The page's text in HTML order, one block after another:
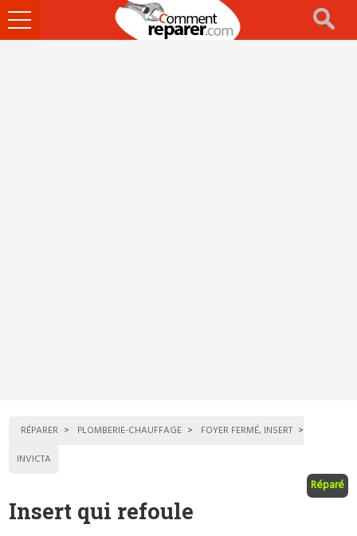
Ouvrir
le
RÉPARER PLOMBERIE-CHAUFFAGE
FOYER FERMÉ, INSERT
INVICTA
Réparé
Insert qui refoule